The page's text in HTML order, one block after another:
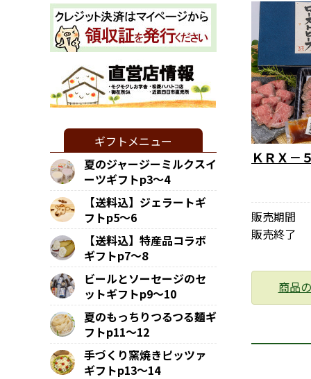
ＫＲＸ－
販売期間
販売終了
商品
ギフトメニュー
夏のジャージーミルクスイ
ーツギフトp3～4
【送料込】ジェラートギ
フトp5～6
【送料込】特産品コラボ
ギフトp7～8
ビールとソーセージのセ
ットギフトp9～10
夏のもっちりつるつる麺ギ
フトp11～12
手づくり窯焼きピッツァ
ギフトp13～14